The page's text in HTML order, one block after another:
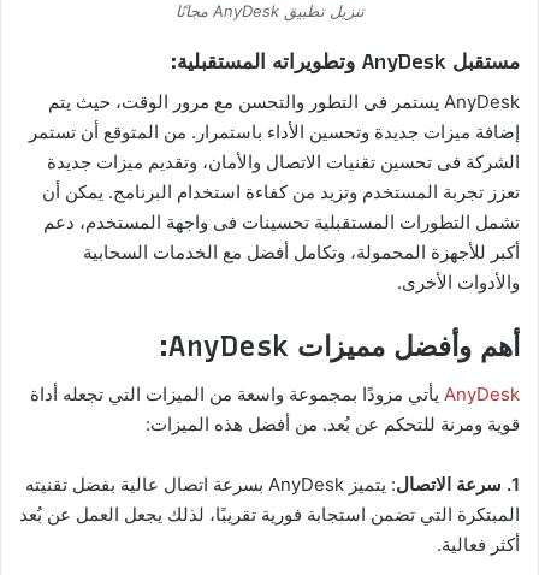
تنزيل تطبيق AnyDesk مجانًا
مستقبل AnyDesk وتطويراته المستقبلية:
AnyDesk يستمر فى التطور والتحسن مع مرور الوقت، حيث يتم
إضافة ميزات جديدة وتحسين الأداء باستمرار. من المتوقع أن تستمر
الشركة فى تحسين تقنيات الاتصال والأمان، وتقديم ميزات جديدة
تعزز تجربة المستخدم وتزيد من كفاءة استخدام البرنامج. يمكن أن
تشمل التطورات المستقبلية تحسينات فى واجهة المستخدم، دعم
أكبر للأجهزة المحمولة، وتكامل أفضل مع الخدمات السحابية
والأدوات الأخرى.
أهم وأفضل مميزات AnyDesk:
AnyDesk يأتي مزودًا بمجموعة واسعة من الميزات التي تجعله أداة
قوية ومرنة للتحكم عن بُعد. من أفضل هذه الميزات:
1. سرعة الاتصال
: يتميز AnyDesk بسرعة اتصال عالية بفضل تقنيته
المبتكرة التي تضمن استجابة فورية تقريبًا، لذلك يجعل العمل عن بُعد
أكثر فعالية.